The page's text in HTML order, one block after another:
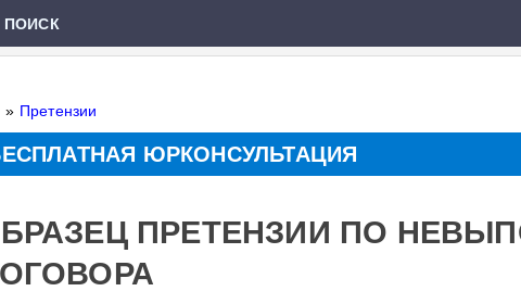
» Претензии
ЮРКОНСУЛЬТАЦИЯ
ПРЕТЕНЗИИ ПО
ПОИСК